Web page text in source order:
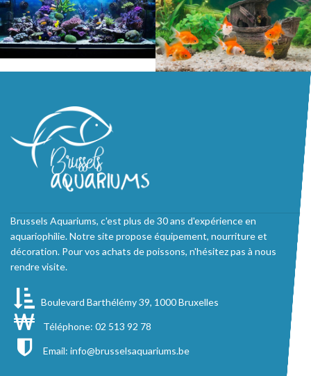
Brussels Aquariums, c'est plus de 30 ans d'expérience en
aquariophilie. Notre site propose équipement, nourriture et
décoration. Pour vos achats de poissons, n'hésitez pas à nous
rendre visite.
Boulevard Barthélémy 39, 1000 Bruxelles
Téléphone: 02 513 92 78
Email: info@brusselsaquariums.be